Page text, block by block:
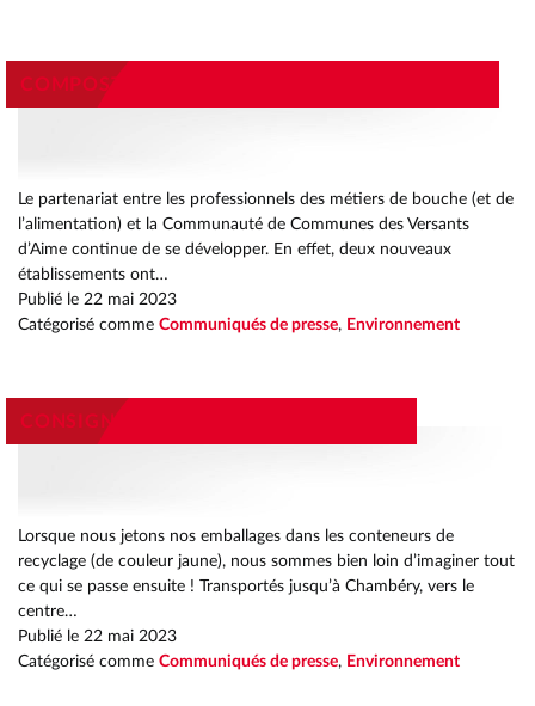
UNIQUE
AMSTRAMGRAM
AMSTRAMGRAM
SCOLAIRE EAC
EN MILIEU RURAL
DÉCHETS
COMPOSTAGE COLLECTIF SUR LA BONNE VOIE
Le partenariat entre les professionnels des métiers de bouche (et de
l’alimentation) et la Communauté de Communes des Versants
d’Aime continue de se développer. En effet, deux nouveaux
établissements ont…
Publié le 22 mai 2023
Catégorisé comme Communiqués de presse, Environnement
CONSIGNES DE TRI PEUT MIEUX FAIRE
Lorsque nous jetons nos emballages dans les conteneurs de
recyclage (de couleur jaune), nous sommes bien loin d’imaginer tout
ce qui se passe ensuite ! Transportés jusqu’à Chambéry, vers le
centre…
Publié le 22 mai 2023
Catégorisé comme Communiqués de presse, Environnement